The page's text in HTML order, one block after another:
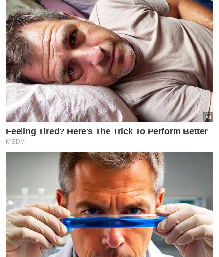
meremang lain yang dialaminya ketika itu
adalah apabila anak buah memberitahu
terdapat suara merdu seakan-akan sedang
mengaji al-Quran sedangkan tiada sesiapa di
dalam surau tersebut.
Tambahnya, meskipun berdepan situasi
sedemikian, ia dianggap satu pengalaman
luar biasa kerana tidak semua orang
berpeluang merasainya dan berkongsi alam
bersama penghuni lain.
Artikel Berkaitan:
Borak Santai: Sikit-sikit nak Google bersama Tuan
Remaja merajuk lari masuk hutan ditemui selamat
Osmera tabik karakter pemain SMK Shah Alam
“Saya anggap ia benda baik sebab tak
mengganggu kami pun, cuma berkongsi
tempat iaitu hutan.